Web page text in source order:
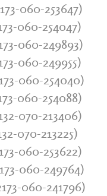
060-253647)
060-254047)
060-249893)
060-249955)
060-254040)
060-254088)
070-213406)
070-213225)
060-253622)
060-249764)
060-241796)